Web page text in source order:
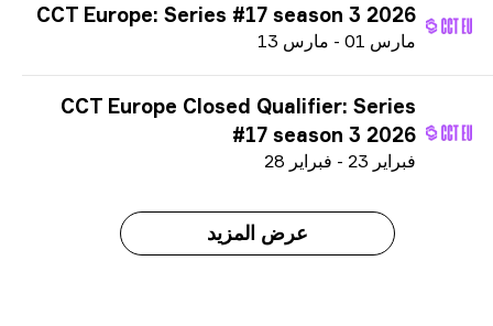
CCT Europe: Series #17 season 3 2026
م ارس 01
-م ارس 13
CCT Europe Closed Qualifier: Series
#17 season 3 2026
براير 23
-ف براير 28
عرض المزيد